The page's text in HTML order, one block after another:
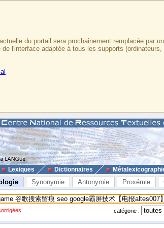
du portail sera prochainement remplacée par
l'interface adaptée à tous les supports
Lexiques Dictionnaires
Synonymie Antonymie Proxémie
catégorie :